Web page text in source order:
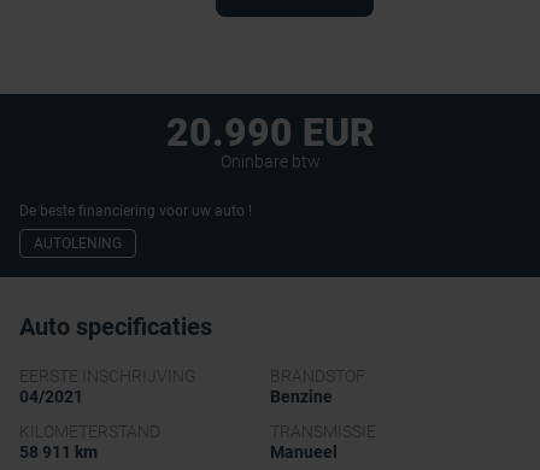
20.990 EUR
Oninbare btw
De beste financiering voor uw auto !
AUTOLENING
Auto specificaties
EERSTE INSCHRIJVING
04/2021
BRANDSTOF
Benzine
KILOMETERSTAND
58 911 km
TRANSMISSIE
Manueel